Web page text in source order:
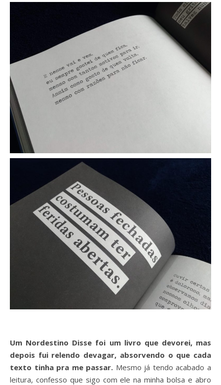
Um Nordestino Disse foi um livro que devorei, mas
depois fui relendo devagar, absorvendo o que cada
texto tinha pra me passar. Mesmo já tendo acabado a
leitura, confesso que sigo com ele na minha bolsa e abro